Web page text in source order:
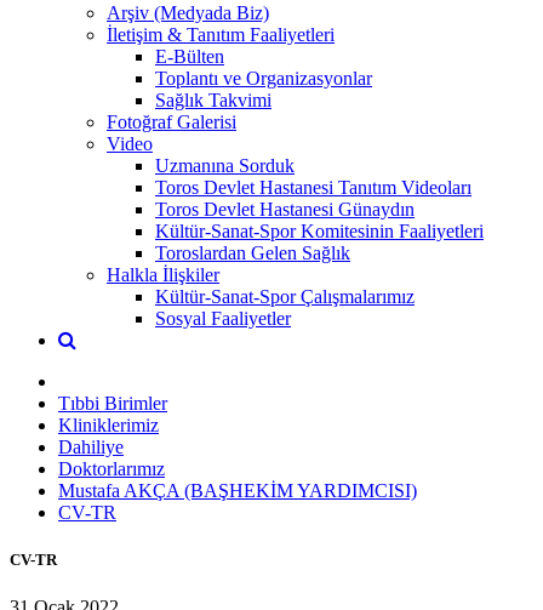
Arşiv (Medyada Biz)
İletişim & Tanıtım Faaliyetleri
E-Bülten
Toplantı ve Organizasyonlar
Sağlık Takvimi
Fotoğraf Galerisi
Video
Uzmanına Sorduk
Toros Devlet Hastanesi Tanıtım Videoları
Toros Devlet Hastanesi Günaydın
Kültür-Sanat-Spor Komitesinin Faaliyetleri
Toroslardan Gelen Sağlık
Halkla İlişkiler
Kültür-Sanat-Spor Çalışmalarımız
Sosyal Faaliyetler
Tıbbi Birimler
Kliniklerimiz
Dahiliye
Doktorlarımız
Mustafa AKÇA (BAŞHEKİM YARDIMCISI)
CV-TR
CV-TR